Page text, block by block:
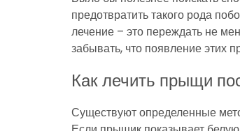
предотвратить такого рода
лечение – это переждать не
забывать, что появление этих
Как лечить прыщи
Существуют определенные